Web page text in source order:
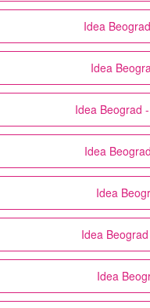
Idea
Idea
Idea Beograd
Idea
Idea
Idea
Idea